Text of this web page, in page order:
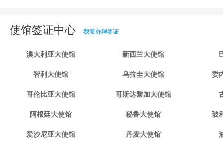
使馆签证中心 我要办理签证
澳大利亚大使馆 新西兰大使馆
智利大使馆 乌拉圭大使馆 委
哥伦比亚大使馆 哥斯达黎加大使馆
阿根廷大使馆 秘鲁大使馆 玻
爱沙尼亚大使馆 丹麦大使馆